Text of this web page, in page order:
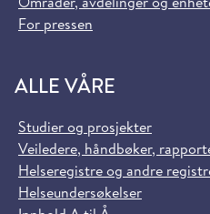
For pressen
ALLE VÅRE
Studier og prosjekter
Veiledere, håndbøker,
Helseregistre og andre
Helseundersøkelser